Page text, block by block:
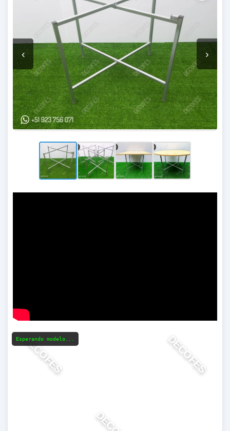
‹ ›
DECOFES DECOFES
Esperando modelo...